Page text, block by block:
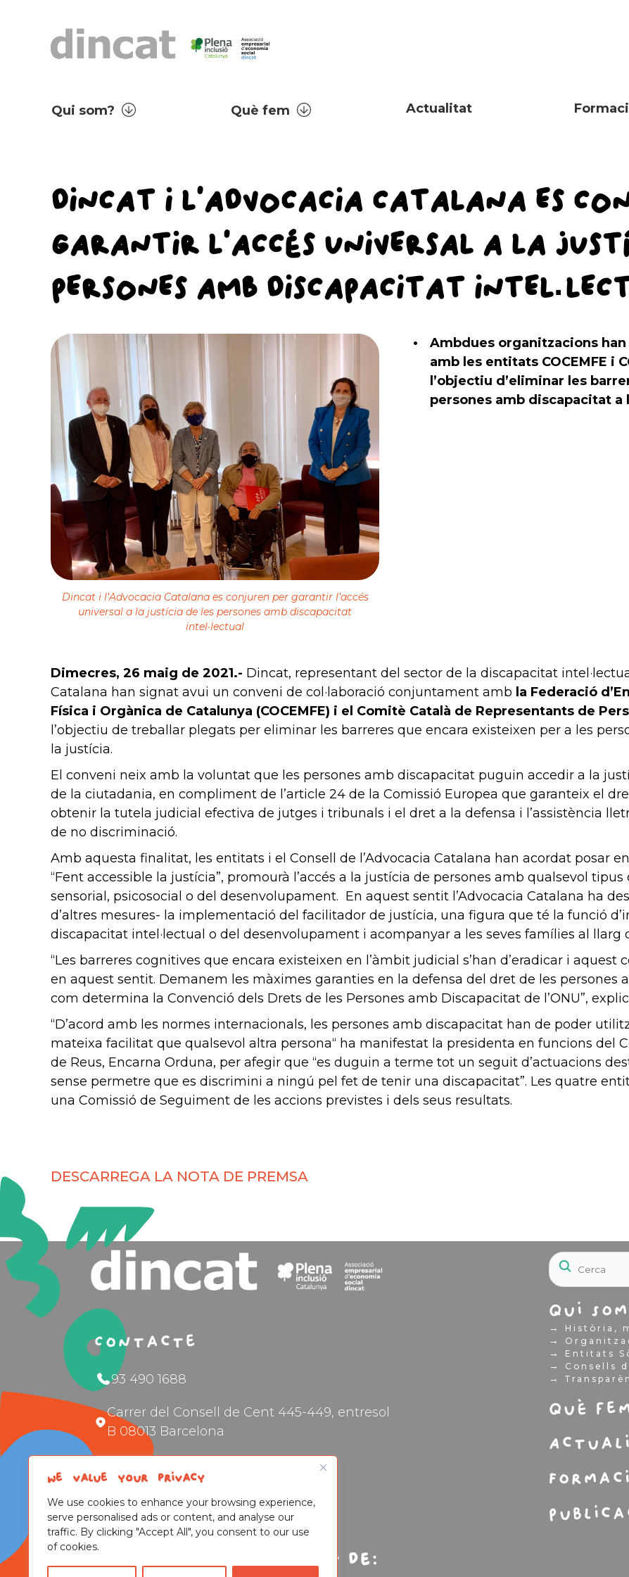
We value your privacy
We use cookies to enhance your browsing experience,
serve personalised ads or content, and analyse our
traffic. By clicking "Accept All", you consent to our use
of cookies.
Qui som? Què fem Actualitat
DINCAT I L’ADVOCACIA CATALANA ES
GARANTIR L’ACCÉS UNIVERSAL A LA
PERSONES AMB DISCAPACITAT
Dincat i l’Advocacia Catalana es conjuren per garantir l’accés
universal a la justícia de les persones amb discapacitat
intel·lectual
Ambdues organitzacions
amb les entitats COCEMFE i
l’objectiu d’eliminar les
persones amb discapacitat a
Dimecres, 26 maig de 2021.- Dincat, representant del sector de la discapacitat
Catalana han signat avui un conveni de col·laboració conjuntament amb la Federació
Física i Orgànica de Catalunya (COCEMFE) i el Comitè Català de Representants de
l’objectiu de treballar plegats per eliminar les barreres que encara existeixen per a les
la justícia.
El conveni neix amb la voluntat que les persones amb discapacitat puguin accedir a la
de la ciutadania, en compliment de l’article 24 de la Comissió Europea que garanteix el
obtenir la tutela judicial efectiva de jutges i tribunals i el dret a la defensa i l’assistència
de no discriminació.
Amb aquesta finalitat, les entitats i el Consell de l’Advocacia Catalana han acordat posar
“Fent accessible la justícia”, promourà l’accés a la justícia de persones amb qualsevol
sensorial, psicosocial o del desenvolupament. En aquest sentit l’Advocacia Catalana ha
d’altres mesures- la implementació del facilitador de justícia, una figura que té la funció
discapacitat intel·lectual o del desenvolupament i acompanyar a les seves famílies al llarg
“Les barreres cognitives que encara existeixen en l’àmbit judicial s’han d’eradicar i
en aquest sentit. Demanem les màximes garanties en la defensa del dret de les persones
com determina la Convenció dels Drets de les Persones amb Discapacitat de l’ONU”,
“D’acord amb les normes internacionals, les persones amb discapacitat han de poder
mateixa facilitat que qualsevol altra persona“ ha manifestat la presidenta en funcions del
de Reus, Encarna Orduna, per afegir que “es duguin a terme tot un seguit d’actuacions
sense permetre que es discrimini a ningú pel fet de tenir una discapacitat”. Les quatre
una Comissió de Seguiment de les accions previstes i dels seus resultats.
DESCARREGA LA NOTA DE PREMSA
Contacte
93 490 1688
Carrer del Consell de Cent 445-449, entresol
B 08013 Barcelona
Assessorament per famílies
Comptem amb el suport de:
Qui
→ Història,
→
→ Entitats
→ Consells
→
Què